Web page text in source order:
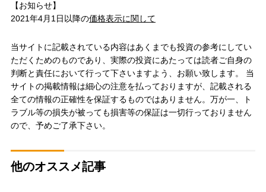
【お知らせ】
2021年4月1日以降の価格表示に関して
当サイトに記載されている内容はあくまでも投資の参考にしてい
ただくためのものであり、実際の投資にあたっては読者ご自身の
判断と責任において行って下さいますよう、お願い致します。 当
サイトの掲載情報は細心の注意を払っておりますが、記載される
全ての情報の正確性を保証するものではありません。万が一、ト
ラブル等の損失が被っても損害等の保証は一切行っておりません
ので、予めご了承下さい。
他のオススメ記事